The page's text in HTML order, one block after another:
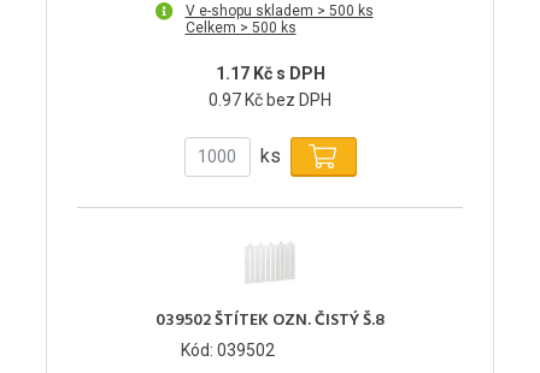
V e-shopu skladem > 500 ks
Celkem > 500 ks
1.17 Kč s DPH
0.97 Kč bez DPH
ks
039502 ŠTÍTEK OZN. ČISTÝ Š.8
Kód: 039502